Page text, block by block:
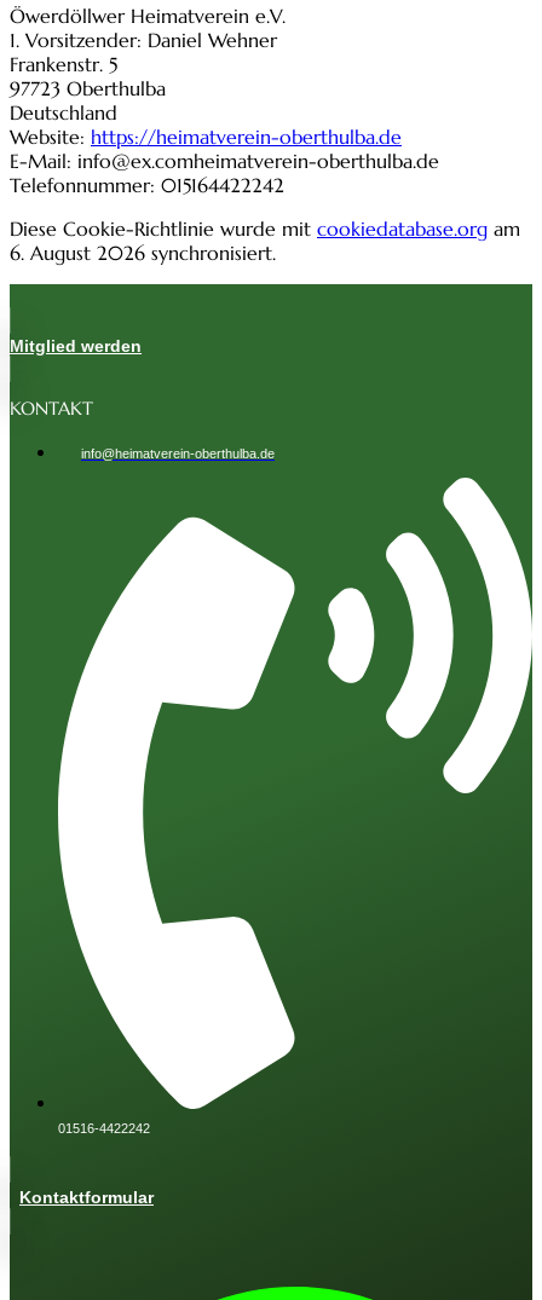
Öwerdöllwer Heimatverein e.V.
1. Vorsitzender: Daniel Wehner
Frankenstr. 5
97723 Oberthulba
Deutschland
Website: https://heimatverein-oberthulba.de
E-Mail: info@ex.comheimatverein-oberthulba.de
Telefonnummer: 015164422242
Diese Cookie-Richtlinie wurde mit cookiedatabase.org am
6. August 2026 synchronisiert.
Mitglied werden
KONTAKT
info@heimatverein-oberthulba.de
01516-4422242
Kontaktformular